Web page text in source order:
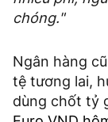
chóng."
Ngân hàng
tệ tương lai,
dùng chốt tỷ